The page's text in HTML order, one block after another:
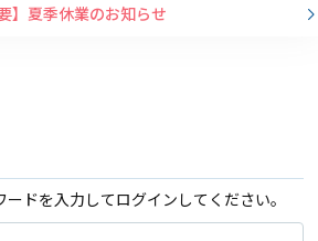
要】夏季休業のお知らせ
ドを入力してログインしてください。